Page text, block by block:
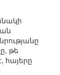
թե